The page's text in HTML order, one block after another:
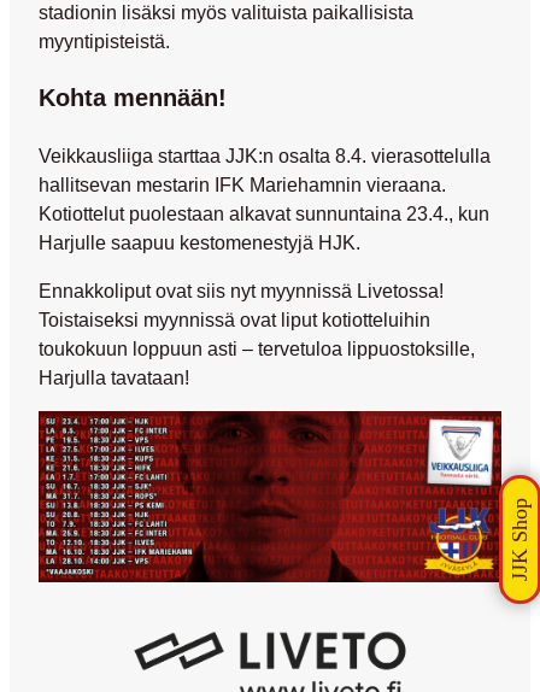
stadionin lisäksi myös valituista paikallisista
myyntipisteistä.
Kohta mennään!
Veikkausliiga starttaa JJK:n osalta 8.4. vierasottelulla
hallitsevan mestarin IFK Mariehamnin vieraana.
Kotiottelut puolestaan alkavat sunnuntaina 23.4., kun
Harjulle saapuu kestomenestyjä HJK.
Ennakkoliput ovat siis nyt myynnissä Livetossa!
Toistaiseksi myynnissä ovat liput kotiotteluihin
toukokuun loppuun asti – tervetuloa lippuostoksille,
Harjulla tavataan!